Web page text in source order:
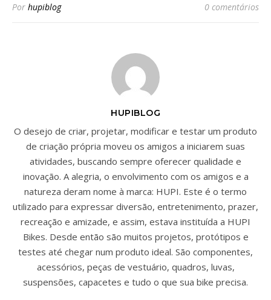
Por hupiblog 0 comentários
HUPIBLOG
O desejo de criar, projetar, modificar e testar um produto
de criação própria moveu os amigos a iniciarem suas
atividades, buscando sempre oferecer qualidade e
inovação. A alegria, o envolvimento com os amigos e a
natureza deram nome à marca: HUPI. Este é o termo
utilizado para expressar diversão, entretenimento, prazer,
recreação e amizade, e assim, estava instituída a HUPI
Bikes. Desde então são muitos projetos, protótipos e
testes até chegar num produto ideal. São componentes,
acessórios, peças de vestuário, quadros, luvas,
suspensões, capacetes e tudo o que sua bike precisa.